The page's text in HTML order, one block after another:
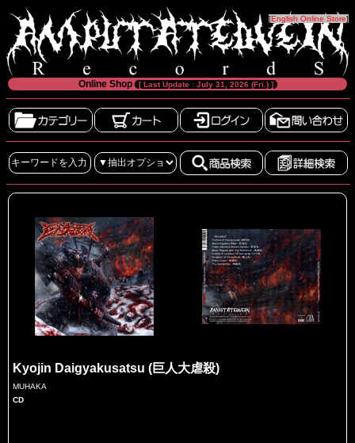
[English Online Store]
Online Shop [ Last Update : July 31, 2026 (Fri.) ]
Kyojin Daigyakusatsu (巨人大虐殺)
MUHAKA
CD